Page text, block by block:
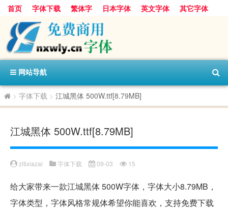
首页 字体下载 繁体字 日本字体 英文字体
其它字体
阿里巴巴字体
字体分类
网站导航
> 字体下载 > 江城黑体 500W.ttf[8.79MB]
江城黑体 500W.ttf[8.79MB]
zitixiazai 字体下载 09-03 15
给大家带来一款江城黑体 500W字体，字体大小8.79MB，
字体类型，字体风格常规体希望你能喜欢，支持免费下载